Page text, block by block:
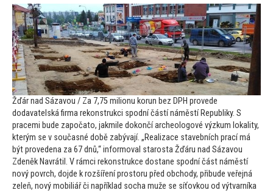
Žďár nad Sázavou / Za 7,75 milionu korun bez DPH provede
dodavatelská firma rekonstrukci spodní částí náměstí Republiky. S
pracemi bude započato, jakmile dokončí archeologové výzkum lokality,
kterým se v současné době zabývají. „Realizace stavebních prací má
být provedena za 67 dnů,“ informoval starosta Žďáru nad Sázavou
Zdeněk Navrátil. V rámci rekonstrukce dostane spodní část náměstí
nový povrch, dojde k rozšíření prostoru před obchody, přibude veřejná
zeleň, nový mobiliář či například socha muže se síťovkou od výtvarníka